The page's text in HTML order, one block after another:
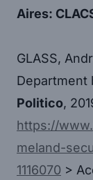
Aires:
GLASS,
Department
Politico,
https://
meland-
1116070 >